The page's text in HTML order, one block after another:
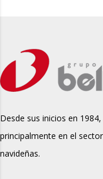
Desde sus inicios en
principalmente en el
navideñas.